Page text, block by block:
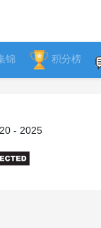
锦 积分榜
- 2025